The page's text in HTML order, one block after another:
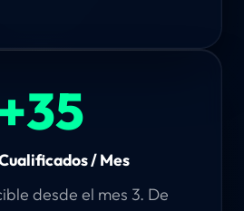
+35
/ Mes
desde el mes 3. De